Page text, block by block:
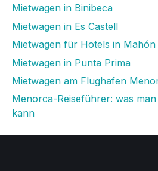
Mietwagen in Binibeca
Mietwagen in Es Castell
Mietwagen für Hotels in Mahón
Mietwagen in Punta Prima
Mietwagen am Flughafen
Menorca-Reiseführer: was
kann